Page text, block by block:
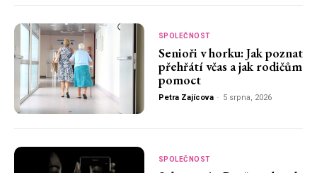
SPOLEČNOST
Senioři v horku: Jak poznat
přehřátí včas a jak rodičům
pomoct
Petra Zajícova - 5 srpna, 2026
SPOLEČNOST